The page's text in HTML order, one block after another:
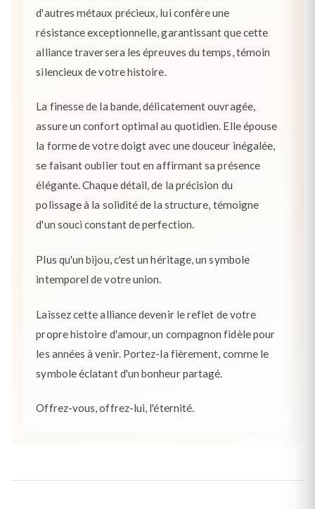
d'autres métaux précieux, lui confère une
résistance exceptionnelle, garantissant que cette
alliance traversera les épreuves du temps, témoin
silencieux de votre histoire.
La finesse de la bande, délicatement ouvragée,
assure un confort optimal au quotidien. Elle épouse
la forme de votre doigt avec une douceur inégalée,
se faisant oublier tout en affirmant sa présence
élégante. Chaque détail, de la précision du
polissage à la solidité de la structure, témoigne
d'un souci constant de perfection.
Plus qu'un bijou, c'est un héritage, un symbole
intemporel de votre union.
Laissez cette alliance devenir le reflet de votre
propre histoire d'amour, un compagnon fidèle pour
les années à venir. Portez-la fièrement, comme le
symbole éclatant d'un bonheur partagé.
Offrez-vous, offrez-lui, l'éternité.